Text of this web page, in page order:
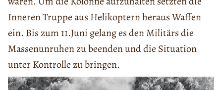
Inneren Truppe aus Helikoptern heraus Waffen
ein. Bis zum 11.Juni gelang es den Militärs die
Massenunruhen zu beenden und die Situation
unter Kontrolle zu bringen.